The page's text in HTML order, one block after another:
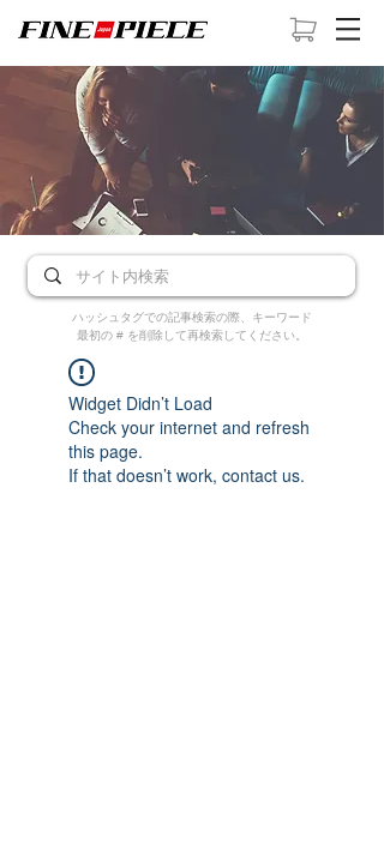
ハッシュタグでの記事検索の際、キーワード
最初の # を削除して再検索してください。
Widget Didn’t Load
Check your internet and refresh
this page.
If that doesn’t work, contact us.